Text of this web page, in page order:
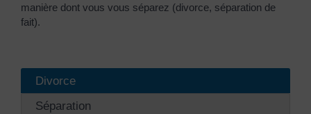
manière dont vous vous séparez (divorce, séparation de
fait).
Divorce
Séparation